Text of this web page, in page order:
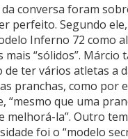
conversa foram
perfeito. Segundo
Inferno 72 como
mais “sólidos”. Márcio
de ter vários atletas a
pranchas, como por
“mesmo que uma
melhorá-la”. Outro
foi o “modelo